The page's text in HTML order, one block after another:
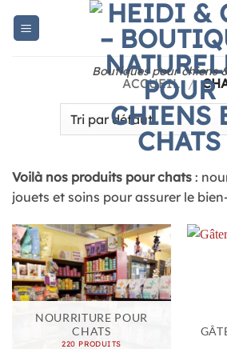
Boutiques pour chiens
ACCUEIL /
Voilà nos produits pour chats :
jouets et soins pour assurer le
NOURRITURE POUR
CHATS
220 PRODUITS